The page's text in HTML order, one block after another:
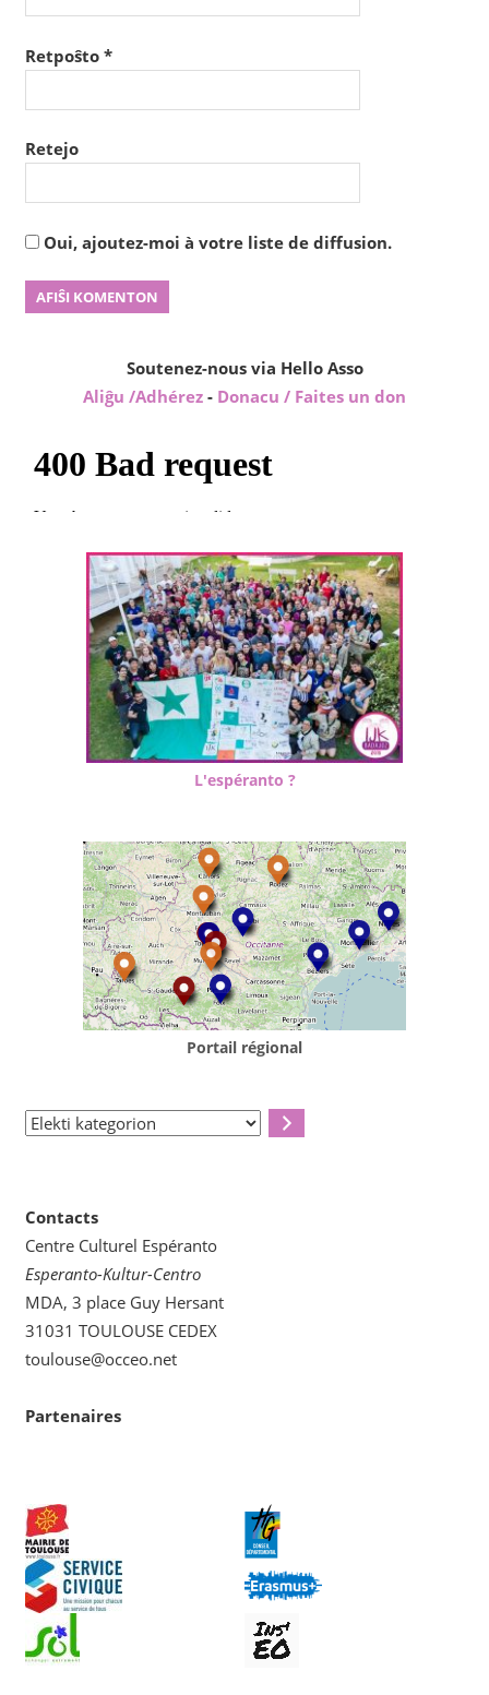
Retpoŝto *
Retejo
Oui, ajoutez-moi à votre liste de diffusion.
Soutenez-nous via Hello Asso
Aliĝu /Adhérez - Donacu / Faites un don
L'espéranto ?
Portail régional
Elekti
Contacts
Centre Culturel Espéranto
Esperanto-Kultur-Centro
MDA, 3 place Guy Hersant
31031 TOULOUSE CEDEX
toulouse@occeo.net
Partenaires